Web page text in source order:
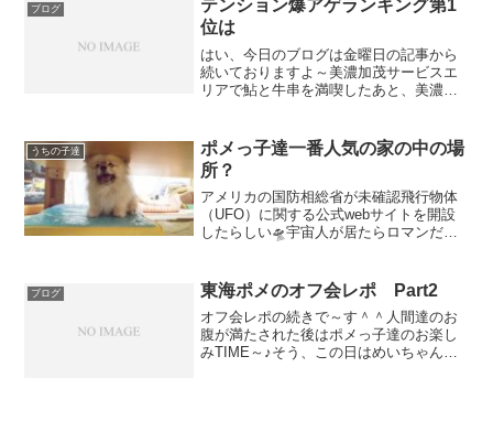
ブログ
テンション爆アゲランキング第1
位は
はい、今日のブログは金曜日の記事から
続いておりますよ～美濃加茂サービスエ
リアで鮎と牛串を満喫したあと、美濃加
中ちょっと寄り道ーうるふが一気に嬉し
いお顔に早変わり～寄り道...
うちの子達
ポメっ子達一番人気の家の中の場
所？
アメリカの国防相総省が未確認飛行物体
（UFO）に関する公式webサイトを開設
したらしい🛸宇宙人が居たらロマンだよ
実在している感じがしなかったけど、ア
メリカの国防総省の公...
ブログ 東海ポメのオフ会レポ Part2
オフ会レポの続きで～す＾＾人間達のお
腹が満たされた後はポメっ子達のお楽し
みTIME～♪そう、この日はめいちゃんと